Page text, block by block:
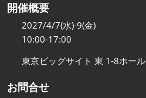
開催概要
2027/4/7(水)-9(金)
10:00-17:00
東京ビッグサイト 東 1-8ホール
お問合せ